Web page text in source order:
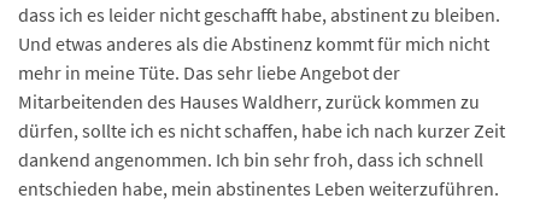
dass ich es leider nicht geschafft habe, abstinent zu bleiben.
Und etwas anderes als die Abstinenz kommt für mich nicht
mehr in meine Tüte. Das sehr liebe Angebot der
Mitarbeitenden des Hauses Waldherr, zurück kommen zu
dürfen, sollte ich es nicht schaffen, habe ich nach kurzer Zeit
dankend angenommen. Ich bin sehr froh, dass ich schnell
entschieden habe, mein abstinentes Leben weiterzuführen.